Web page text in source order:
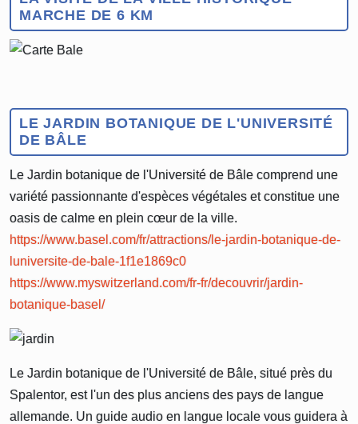
MARCHE DE 6 KM
LE JARDIN BOTANIQUE DE L'UNIVERSITÉ
DE BÂLE
Le Jardin botanique de l'Université de Bâle comprend une
variété passionnante d'espèces végétales et constitue une
oasis de calme en plein cœur de la ville.
https://www.basel.com/fr/attractions/le-jardin-botanique-de-
luniversite-de-bale-1f1e1869c0
https://www.myswitzerland.com/fr-fr/decouvrir/jardin-
botanique-basel/
Le Jardin botanique de l'Université de Bâle, situé près du
Spalentor, est l'un des plus anciens des pays de langue
allemande. Un guide audio en langue locale vous guidera à